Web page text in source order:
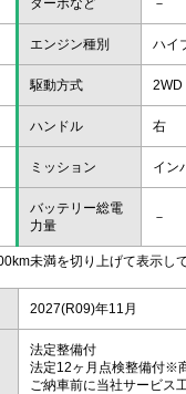
ターボなど －
エンジン種別 ハイ
駆動方式 2WD
ハンドル 右
ミッション イン
バッテリー総電
力量
－
未満を切り上げて表示して
2027(R09)年11月
法定整備付
法定12ヶ月点検整備付※
ご納車前に当社サービス